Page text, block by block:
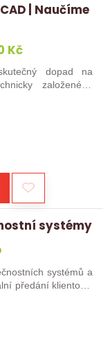
| Naučíme
Kč
dopad na
založeného
systémy
systémů a
předání klientovi?
projektanta,